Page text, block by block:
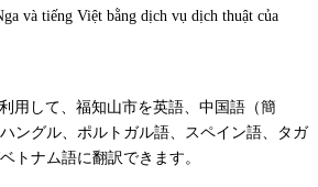
và tiếng Việt bằng dịch vụ dịch thuật của
用して、福知山市を英語、中国語（簡
ングル、ポルトガル語、スペイン語、タガ
トナム語に翻訳できます。